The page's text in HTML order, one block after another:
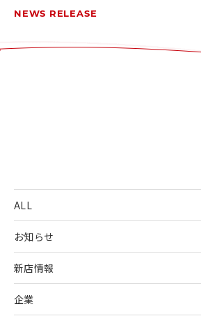
NEWS RELEASE
ALL
お知らせ
新店情報
企業